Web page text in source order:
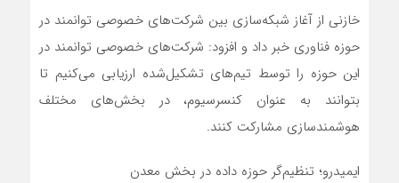
خازنی از آغاز شبکه‌سازی بین شرکت‌های خصوصی توانمند در
حوزه فناوری خبر داد و افزود: شرکت‌های خصوصی توانمند در
این حوزه را توسط تیم‌های تشکیل‌شده ارزیابی می‌کنیم تا
بتوانند به عنوان کنسرسیوم، در بخش‌های مختلف
هوشمندسازی مشارکت کنند.
ایمیدرو؛ تنظیم‌گر حوزه داده در بخش معدن